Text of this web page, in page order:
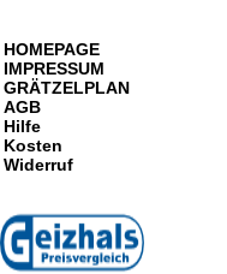
HOMEPAGE
IMPRESSUM
GRÄTZELPLAN
AGB
Hilfe
Kosten
Widerruf